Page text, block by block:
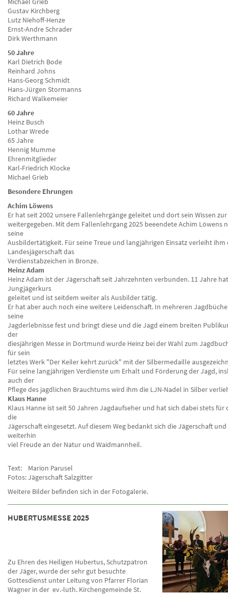
Gustav Kirchberg
Lutz Niehoff-Henze
Ernst-Andre Schrader
Dirk Werthmann
50 Jahre
Karl Dietrich Bode
Reinhard Johns
Hans-Georg Schmidt
Hans-Jürgen Stormanns
Richard Walkemeier
60 Jahre
Heinz Busch
Lothar Wrede
65 Jahre
Hennig Mumme
Ehrenmitglieder
Karl-Friedrich Klocke
Michael Grieb
Besondere Ehrungen
Achim Löwens
Er hat seit 2002 unsere Fallenlehrgänge geleitet und dort sein Wissen
weitergegeben. Mit dem Fallenlehrgang 2025 beeendete Achim Löwens
seine
Ausbildertätigkeit. Für seine Treue und langjährigen Einsatz verleiht ihm
Landesjägerschaft das
Verdienstabzeichen in Bronze.
Heinz Adam
Heinz Adam ist der Jägerschaft seit Jahrzehnten verbunden. 11 Jahre
Jungjägerkurs
geleitet und ist seitdem weiter als Ausbilder tätig.
Er hat aber auch noch eine weitere Leidenschaft. In mehreren
seine
Jagderlebnisse fest und bringt diese und die Jagd einem breiten
der
diesjährigen Messe in Dortmund wurde Heinz bei der Wahl zum
für sein
letztes Werk "Der Keiler kehrt zurück" mit der Silbermedaille
Für seine langjährigen Verdienste um Erhalt und Förderung der Jagd,
auch der
Pflege des jagdlichen Brauchtums wird ihm die LJN-Nadel in Silber
Klaus Hanne
Klaus Hanne ist seit 50 Jahren Jagdaufseher und hat sich dabei stets für
die
Jägerschaft eingesetzt. Auf diesem Weg bedankt sich die Jägerschaft
weiterhin
viel Freude an der Natur und Waidmannheil.
Text: Marion Parusel
Fotos: Jägerschaft Salzgitter
Weitere Bilder befinden sich in der Fotogalerie.
HUBERTUSMESSE 2025
Zu Ehren des Heiligen Hubertus, Schutzpatron
der Jäger, wurde der sehr gut besuchte
Gottesdienst unter Leitung von Pfarrer Florian
Wagner in der ev.-luth. Kirchengemeinde St.